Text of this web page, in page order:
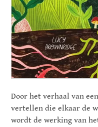
Door het verhaal van
vertellen die elkaar de
wordt de werking van